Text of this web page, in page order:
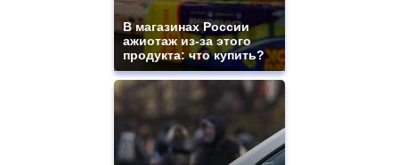
В магазинах России
ажиотаж из-за этого
продукта: что купить?